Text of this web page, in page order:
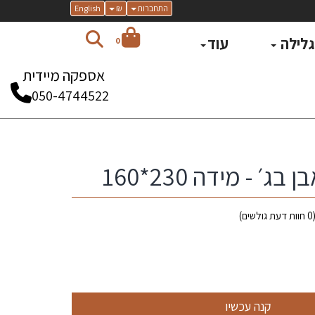
התחברות English ₪
גלילה עוד 0
אספקה מיידית
050-4744522
- מידה 230*160
(
0 חוות דעת גולשים)